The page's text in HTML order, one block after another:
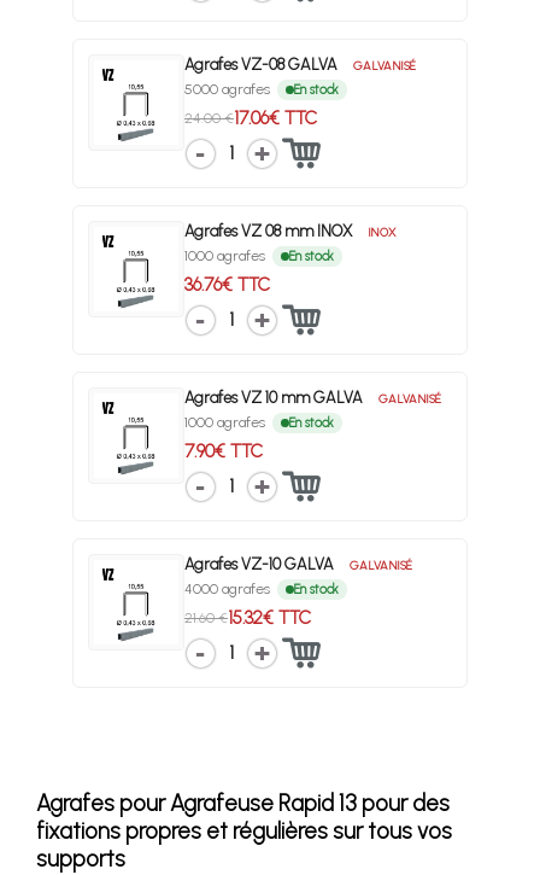
Agrafes VZ-08 GALVA GALVANISÉ
5000 agrafes En stock
24.00 €17.06€ TTC
1
Agrafes VZ 08 mm INOX INOX
1000 agrafes En stock
36.76€ TTC
1
Agrafes VZ 10 mm GALVA GALVANISÉ
1000 agrafes En stock
7.90€ TTC
1
Agrafes VZ-10 GALVA GALVANISÉ
4000 agrafes En stock
21.60 €15.32€ TTC
1
Agrafes pour Agrafeuse Rapid 13 pour des
fixations propres et régulières sur tous vos
supports